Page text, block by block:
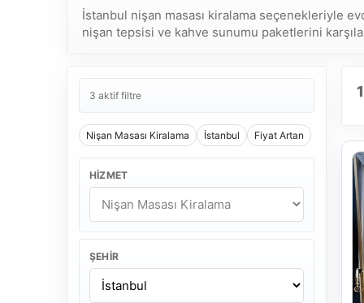
İstanbul nişan masası kiralama seçenekleriyle
nişan tepsisi ve kahve sunumu paketlerini
3 aktif filtre
Nişan Masası Kiralama İstanbul Fiyat Artan
HIZMET
ŞEHIR